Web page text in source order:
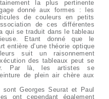
la plus pertinente
donné aux formes : les
de couleurs en petits
de ces différentes
qui se traduit dans le tableau
Etant donné que le
entière d’une théorie optique
suit un raisonnement
des tableaux peut se
Par là, les artistes se
de plein air chère aux
Georges Seurat et Paul
ont cependant également